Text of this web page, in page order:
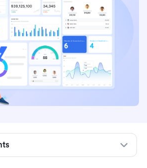
proyek lean?
proyek lean
proyek Lean dalam
Six Sigma